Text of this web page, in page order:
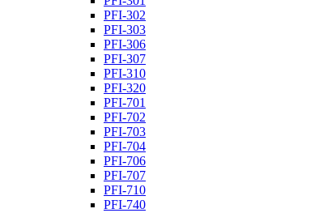
PFI-302
PFI-303
PFI-306
PFI-307
PFI-310
PFI-320
PFI-701
PFI-702
PFI-703
PFI-704
PFI-706
PFI-707
PFI-710
PFI-740